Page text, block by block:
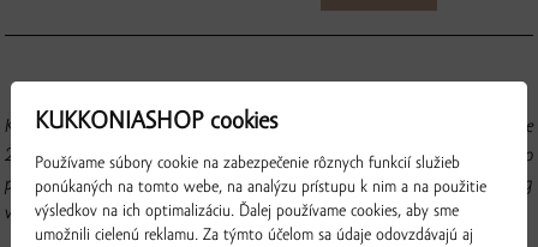
Klobása mangalica na grilovanie je vyrobená z hovädzieho mäsa v podiele
28 % a z mangalice v podiele 68 %. Pri výrobe tohto produktu bolo
použitých 78g bravčového mäsa a 22g hovädzieho mäsa na 100 g
výrobku.
KUKKONIASHOP cookies
Používame súbory cookie na zabezpečenie rôznych funkcií služieb
ponúkaných na tomto webe, na analýzu prístupu k nim a na použitie
výsledkov na ich optimalizáciu. Ďalej používame cookies, aby sme
umožnili cielenú reklamu. Za týmto účelom sa údaje odovzdávajú aj